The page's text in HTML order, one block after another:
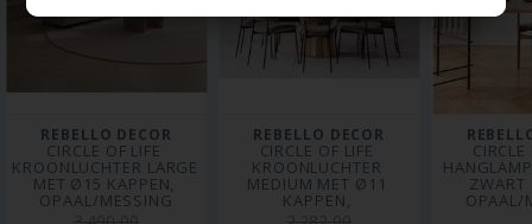
REBELLO DECOR
CIRCLE OF LIFE
KROONLUCHTER LARGE
MET Ø15 KAPPEN,
OPAAL/MESSING
REBELLO DECOR
CIRCLE OF LIFE
KROONLUCHTER
MEDIUM MET Ø11
KAPPEN,
CIRCLE
ZWART
OPAAL/